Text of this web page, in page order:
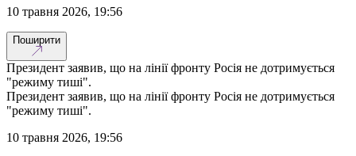
10 травня 2026, 19:56
Поширити
Президент заявив, що на лінії фронту Росія не дотримується
"режиму тиші".
Президент заявив, що на лінії фронту Росія не дотримується
"режиму тиші".
10 травня 2026, 19:56